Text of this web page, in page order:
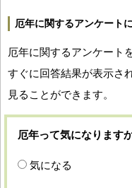
厄年に関するアンケート
厄年に関するアンケート
すぐに回答結果が表示さ
見ることができます。
厄年って気になります
気になる